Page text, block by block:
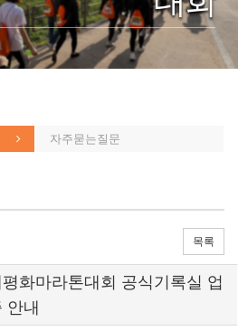
자주묻는질문
목록
화마라톤대회 공식기록실 업
안내